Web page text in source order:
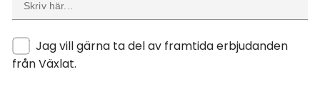
Jag vill gärna ta del av framtida erbjudanden
från Växlat.